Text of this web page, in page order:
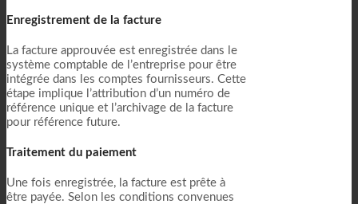
Enregistrement de la facture
La facture approuvée est enregistrée dans le
système comptable de l’entreprise pour être
intégrée dans les comptes fournisseurs. Cette
étape implique l’attribution d’un numéro de
référence unique et l’archivage de la facture
pour référence future.
Traitement du paiement
Une fois enregistrée, la facture est prête à
être payée. Selon les conditions convenues